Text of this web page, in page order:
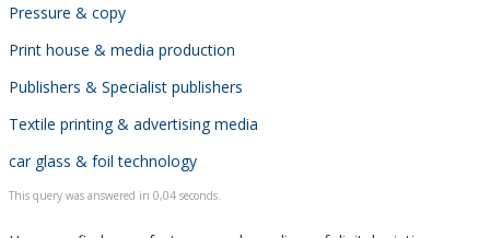
Pressure & copy
Print house & media production
Publishers & Specialist publishers
Textile printing & advertising media
car glass & foil technology
This query was answered in 0,04 seconds.